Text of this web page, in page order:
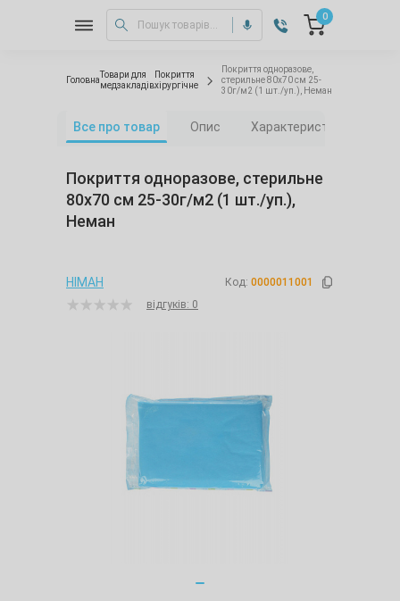
0
Головна
Товари для
медзакладів
Покриття
хірургічне
Покриття одноразове,
стерильне 80х70 см 25-
30г/м2 (1 шт./уп.), Неман
Все про товар Опис Характеристики
Покриття одноразове, стерильне
80х70 см 25-30г/м2 (1 шт./уп.),
Неман
НІМАН Код: 0000011001
відгуків: 0